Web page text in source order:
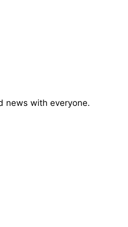
news with everyone.